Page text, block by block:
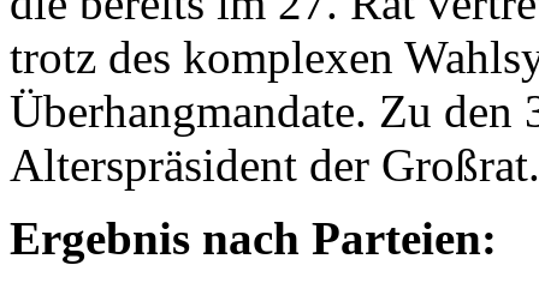
trotz des komplexen
Überhangmandate. Zu den
Alterspräsident der Großrat.
Ergebnis nach Parteien: